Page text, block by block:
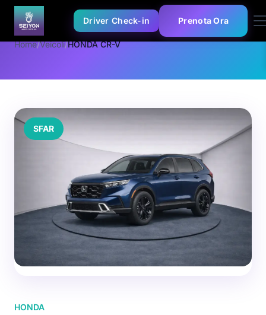
Driver Check-in Prenota Ora
Home/Veicoli/HONDA CR-V
SFAR
HONDA